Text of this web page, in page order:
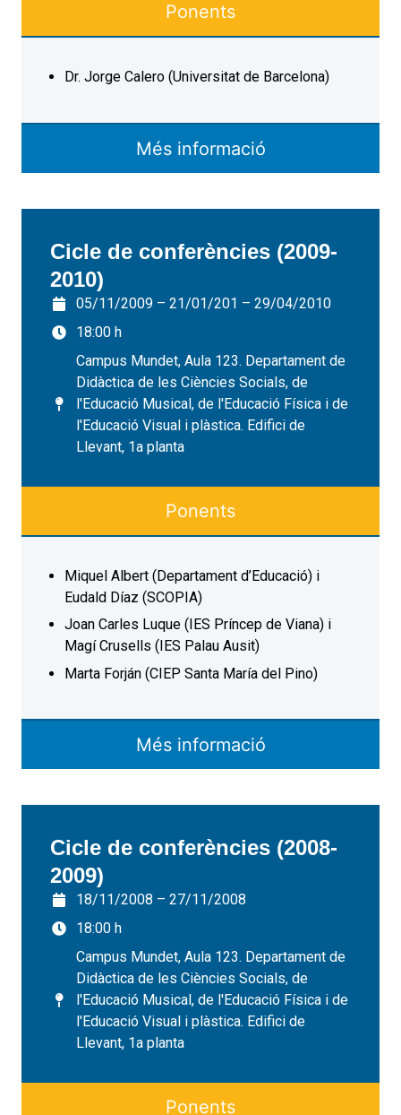
Ponents
Més informació
Dr. Jorge Calero (Universitat de Barcelona)
Cicle de conferències (2009-
2010)
05/11/2009 – 21/01/201 – 29/04/2010
18:00 h
Campus Mundet, Aula 123. Departament de
Didàctica de les Ciències Socials, de
l'Educació Musical, de l'Educació Física i de
l'Educació Visual i plàstica. Edifici de
Llevant, 1a planta
Ponents
Més informació
Miquel Albert (Departament d’Educació) i
Eudald Díaz (SCOPIA)
Joan Carles Luque (IES Príncep de Viana) i
Magí Crusells (IES Palau Ausit)
Marta Forján (CIEP Santa María del Pino)
Cicle de conferències (2008-
2009)
18/11/2008 – 27/11/2008
18:00 h
Campus Mundet, Aula 123. Departament de
Didàctica de les Ciències Socials, de
l'Educació Musical, de l'Educació Física i de
l'Educació Visual i plàstica. Edifici de
Llevant, 1a planta
Ponents